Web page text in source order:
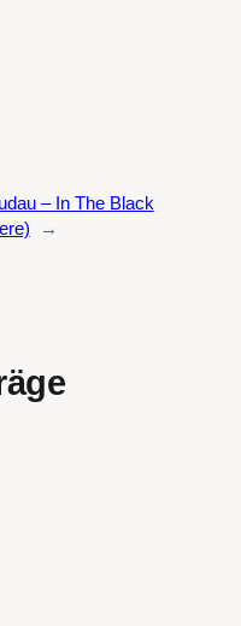
– In The Black
→